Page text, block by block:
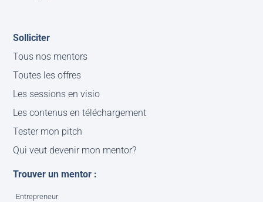
Solliciter
Tous nos mentors
Toutes les offres
Les sessions en visio
Les contenus en téléchargement
Tester mon pitch
Qui veut devenir mon mentor?
Trouver un mentor :
Entrepreneur